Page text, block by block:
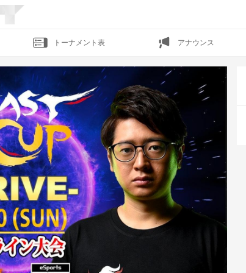
トーナメント表 アナウンス